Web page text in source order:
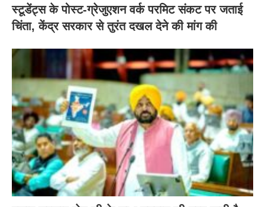
स्टूडेंट्स के पोस्ट-ग्रेजुएशन वर्क परमिट संकट पर जताई
चिंता, केंद्र सरकार से तुरंत दखल देने की मांग की